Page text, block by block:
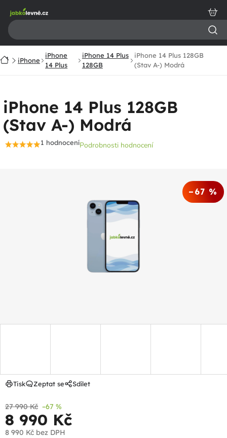
obsah
DomůiPhone
iPhone
14 Plus
iPhone 14 Plus
128GB
iPhone 14 Plus 128GB
(Stav A-) Modrá
iPhone 14 Plus 128GB
(Stav A-) Modrá
Průměrné
1 hodnoceníPodrobnosti hodnocení
–67 %
27 990 Kč –67 %
8 990 Kč
8 990 Kč bez DPH
Tisk Zeptat se Sdílet